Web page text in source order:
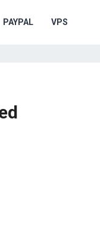
PAYPAL VPS